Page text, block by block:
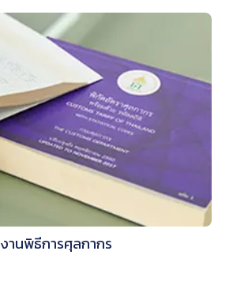
งานพิธีการศุลกากร